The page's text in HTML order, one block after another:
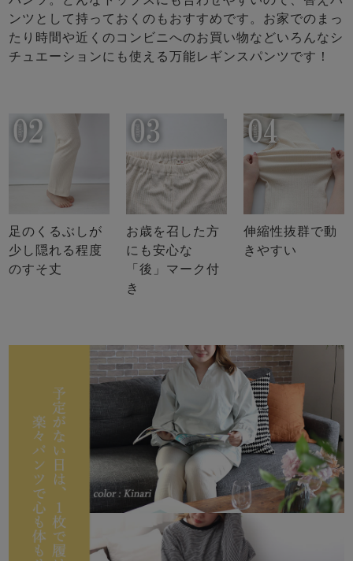
ンツとして持っておくのもおすすめです。お家でのまっ
たり時間や近くのコンビニへのお買い物などいろんなシ
チュエーションにも使える万能レギンスパンツです！
足のくるぶしが
少し隠れる程度
のすそ丈
お歳を召した方
にも安心な
「後」マーク付
き
伸縮性抜群で動
きやすい